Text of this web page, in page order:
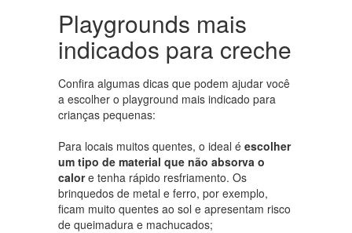
Playgrounds mais
indicados para creche
Confira algumas dicas que podem ajudar você
a escolher o playground mais indicado para
crianças pequenas:
Para locais muitos quentes, o ideal é escolher
um tipo de material que não absorva o
calore tenha rápido resfriamento. Os
brinquedos de metal e ferro, por exemplo,
ficam muito quentes ao sol e apresentam risco
de queimadura e machucados;